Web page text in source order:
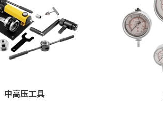
中高压工具